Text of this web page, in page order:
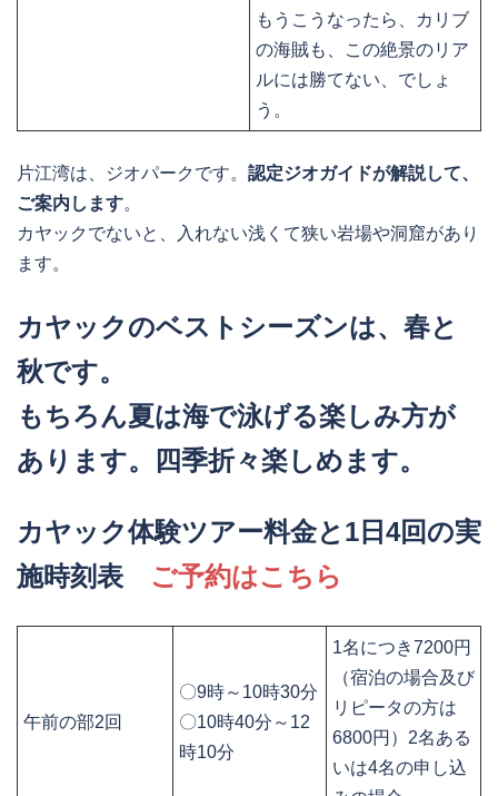
もうこうなったら、カリブ
の海賊も、この絶景のリア
ルには勝てない、でしょ
う。
片江湾は、ジオパークです。 認定ジオガイドが解説して、
ご案内します。
カヤックでないと、入れない浅くて狭い岩場や洞窟があり
ます。
カヤックのベストシーズンは、春と
秋です。
もちろん夏は海で泳げる楽しみ方が
あります。四季折々楽しめます。
カヤック体験ツアー料金と1日4回の実
施時刻表
ご予約はこちら
午前の部2回
〇9時～10時30分
〇10時40分～12
時10分
1名につき7200円
（宿泊の場合及び
リピータの方は
6800円）2名ある
いは4名の申し込